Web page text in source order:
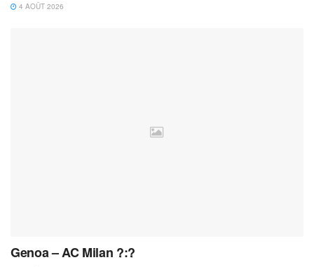
4 AOÛT 2026
Genoa – AC Milan ?:?